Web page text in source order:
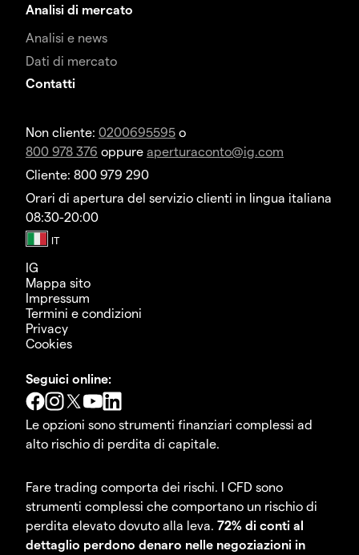
Analisi di mercato
Analisi e news
Dati di mercato
Contatti
Non cliente: 0200695595 o
800 978 376 oppure aperturaconto@ig.com
Cliente: 800 979 290
Orari di apertura del servizio clienti in lingua italiana
08:30-20:00
IG
Mappa sito
Impressum
Termini e condizioni
Privacy
Cookies
Seguici online:
Le opzioni sono strumenti finanziari complessi ad
alto rischio di perdita di capitale.
Fare trading comporta dei rischi. I CFD sono
strumenti complessi che comportano un rischio di
perdita elevato dovuto alla leva. 72% di conti al
dettaglio perdono denaro nelle negoziazioni in